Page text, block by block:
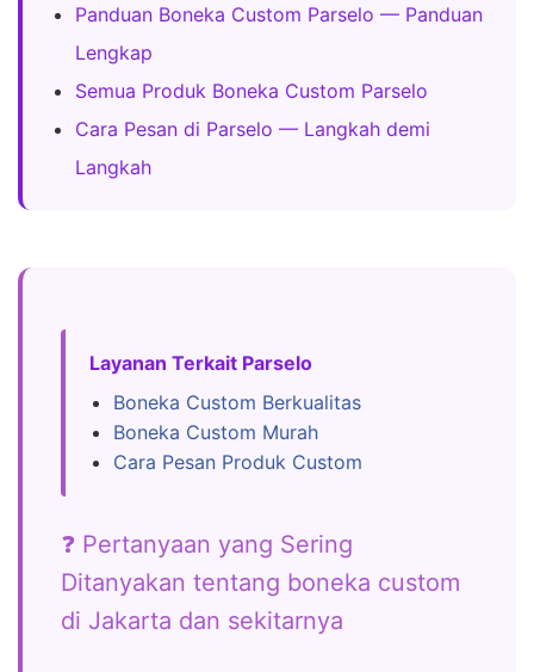
Panduan Boneka Custom Parselo — Panduan
Lengkap
Semua Produk Boneka Custom Parselo
Cara Pesan di Parselo — Langkah demi
Langkah
Layanan Terkait Parselo
Boneka Custom Berkualitas
Boneka Custom Murah
Cara Pesan Produk Custom
❓ Pertanyaan yang Sering
Ditanyakan tentang boneka custom
di Jakarta dan sekitarnya